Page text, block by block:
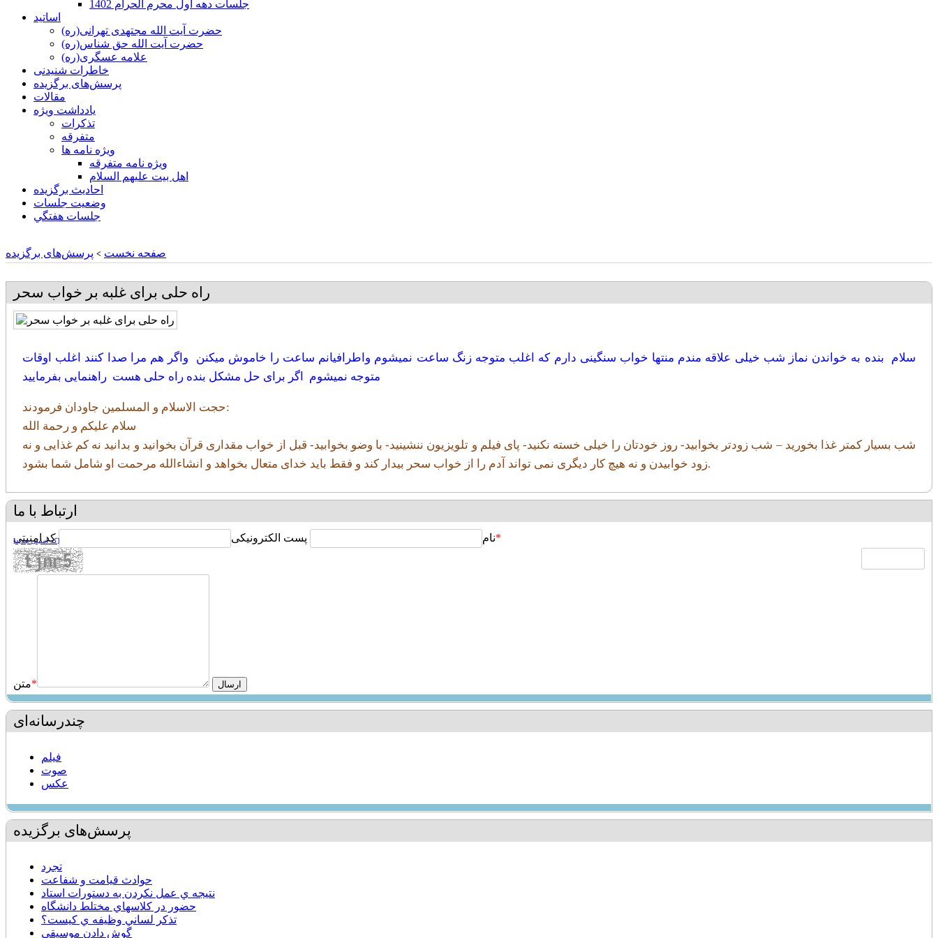
جلسات دهه اول محرم الحرام 1402
اساتید
حضرت آیت الله مجتهدی تهرانی(ره)
حضرت آیت الله حق شناس(ره)
علامه عسگری(ره)
خاطرات شنیدنی
پرسش‌های برگزیده
مقالات
یادداشت ویژه
تذكرات
متفرقه
ويژه نامه ها
ويژه نامه متفرقه
اهل بيت عليهم السلام
احادیث برگزیده
وضعیت جلسات
جلسات هفتگي
صفحه نخست > پرسش‌های برگزیده
راه حلی برای غلبه بر خواب سحر
سلام بنده به خواندن نماز شب خیلی علاقه مندم منتها خواب سنگینی دارم که اغلب متوجه زنگ ساعت نمیشوم واطرافیانم ساعت را خاموش میکنن واگر هم مرا صدا کنند اغلب اوقات
متوجه نمیشوم اگر برای حل مشکل بنده راه حلی هست راهنمایی بفرمایید
حجت الاسلام و المسلمين جاودان فرمودند:
سلام علیکم و رحمة الله
شب بسیار کمتر غذا بخورید – شب زودتر بخوابید- روز خودتان را خیلی خسته نکنید- پای فیلم و تلویزیون ننشینید- با وضو بخوابید- قبل از خواب مقداری قرآن بخوانید و بدانید نه کم غذایی و نه
زود خوابیدن و نه هیچ کار دیگری نمی تواند آدم را از خواب سحر بیدار کند و فقط باید خدای متعال بخواهد و انشاءالله مرحمت او شامل شما بشود.
ارتباط با ما
نام پست الکترونیکی کد امنیتی * [کد امنیتی جدید]
متن*
چندرسانه‌ای
فیلم
صوت
عکس
پرسش‌های برگزیده
تجرد
حوادث قيامت و شفاعت
نتيجه ي عمل نكردن به دستورات استاد
حضور در كلاسهاي مختلط دانشگاه
تذكر لساني وظيفه ي كيست؟
گوش دادن موسيقي